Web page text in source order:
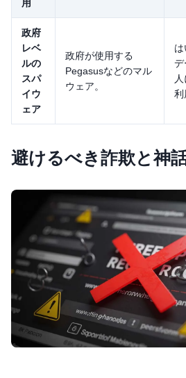
用
政府
レベ
ルの
スパ
イウ
ェア
政府が使用する
Pegasusなどのマル
ウェア。
デ
利
避けるべき詐欺と神